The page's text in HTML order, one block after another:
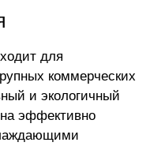
для
коммерческих
и экологичный
эффективно